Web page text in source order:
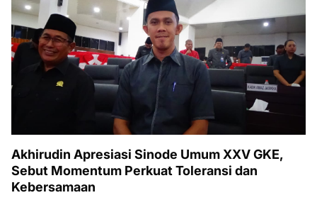
Akhirudin Apresiasi Sinode Umum XXV GKE,
Sebut Momentum Perkuat Toleransi dan
Kebersamaan